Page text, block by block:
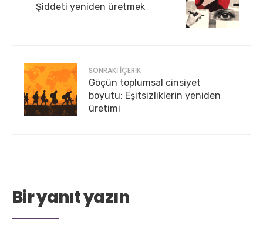
Şiddeti yeniden üretmek
SONRAKI İÇERIK
Göçün toplumsal cinsiyet
boyutu: Eşitsizliklerin yeniden
üretimi
Bir yanıt yazın